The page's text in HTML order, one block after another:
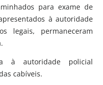
para exame de
à autoridade
legais, permaneceram
à autoridade policial
cabíveis.